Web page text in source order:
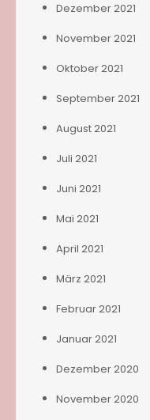
Dezember 2021
November 2021
Oktober 2021
September 2021
August 2021
Juli 2021
Juni 2021
Mai 2021
April 2021
März 2021
Februar 2021
Januar 2021
Dezember 2020
November 2020